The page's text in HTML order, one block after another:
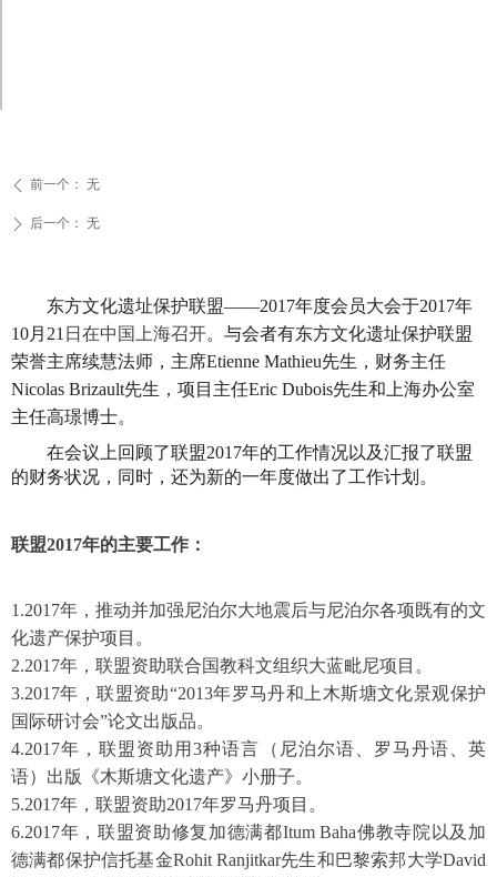
东方文化遗址保护联盟——2017年度会员大会于2017年
10月21 日在中国上海召开。与会者有东方文化遗址保护联盟
荣誉主席续慧法师，主席Etienne Mathieu先生 ，财务主任
Nicolas Brizault先生 ，项目主任Eric Dubois先生和上海办公室
主任高璟博士。
在会议上回顾了联盟2017年的工作情况以及汇报了联盟
的财务状况，同时，还为新的一年度做出了工作计划。
联盟2017年的主要工作：
1.2017年，推动并加强尼泊尔大地震后与尼泊尔各项既有的文
化遗产保护项目。
2.2017年，联盟资助联合国教科文组织大蓝毗尼项目。
3.2017年，联盟资助“2013年罗马丹和上木斯塘文化景观保护
国际研讨会”论文出版品。
4.2017年，联盟资助用3种语言（尼泊尔语、罗马丹语、英
语）出版《木斯塘文化遗产》小册子。
5.2017年，联盟资助2017年罗马丹项目。
6.2017年，联盟资助修复加德满都Itum Baha佛教寺院以及加
德满都保护信托基金Rohit Ranjitkar先生和巴黎索邦大学David
ꄴ 前一个： 无
ꄲ 后一个： 无